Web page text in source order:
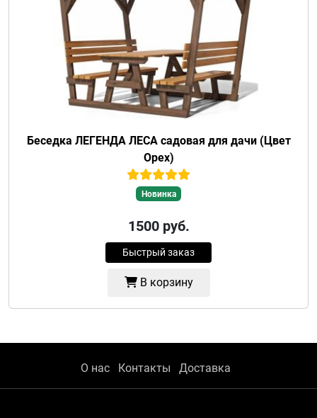
Беседка ЛЕГЕНДА ЛЕСА садовая для дачи (Цвет
Орех)
Новинка
1500руб.
Быстрый заказ
В корзину
О нас Контакты Доставка